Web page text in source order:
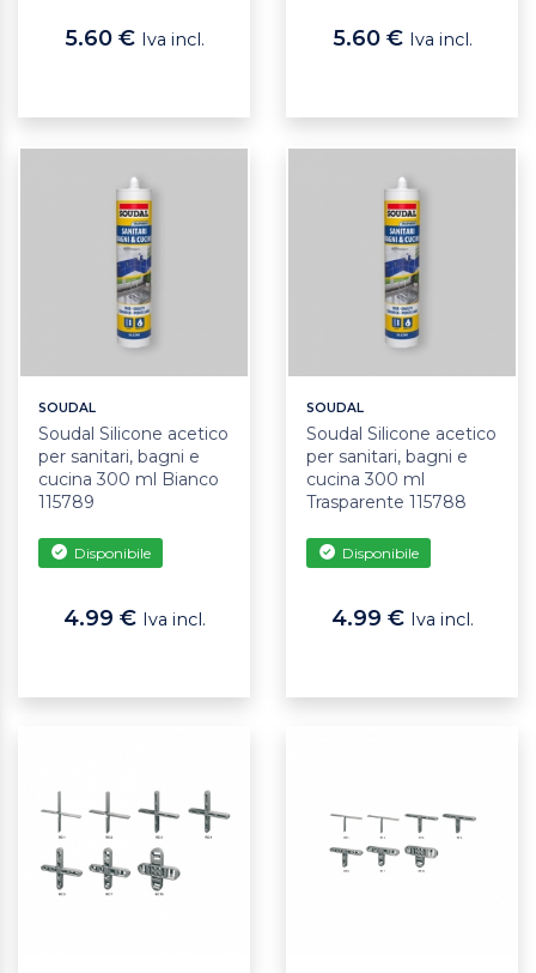
5.60 € Iva incl. 5.60 € Iva incl.
SOUDAL
Soudal Silicone acetico
per sanitari, bagni e
cucina 300 ml Bianco
115789
Disponibile
4.99 € Iva incl.
SOUDAL
Soudal Silicone acetico
per sanitari, bagni e
cucina 300 ml
Trasparente 115788
Disponibile
4.99 € Iva incl.